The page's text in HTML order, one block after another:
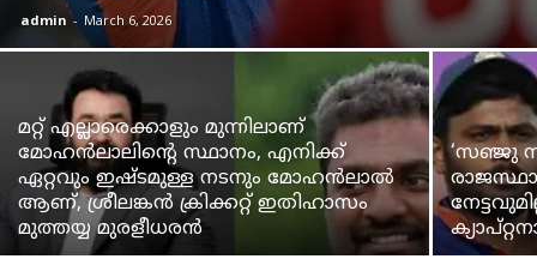
admin - March 6, 2026
മറ്റ് എല്ലാരെക്കാളും മുന്നിലാണ്
മോഹൻലാലിന്റെ സ്ഥാനം, എനിക്ക്
ഏറ്റവും ഇഷ്ടമുള്ള നടനും മോഹൻലാൽ
ആണ്, ശ്രീലങ്കൻ ക്രിക്കറ്റ് ഇതിഹാസം
മുത്തയ്യ മുരളീധരൻ
‘സഞ്ജു